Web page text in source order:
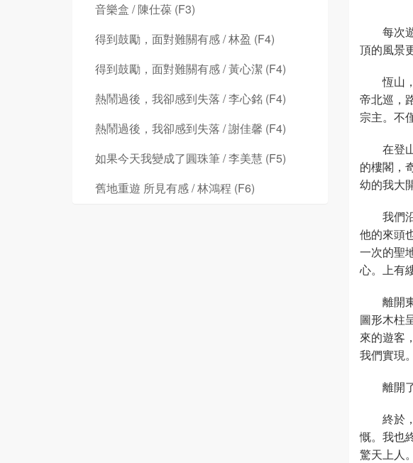
音樂盒 / 陳仕葆 (F3)
得到鼓勵，面對難關有感 / 林盈 (F4)
得到鼓勵，面對難關有感 / 黃心潔 (F4)
熱鬧過後，我卻感到失落 / 李心銘 (F4)
熱鬧過後，我卻感到失落 / 謝佳馨 (F4)
如果今天我變成了圓珠筆 / 李美慧 (F5)
舊地重遊 所見有感 / 林鴻程 (F6)
每次
頂的風景
恆山
帝北巡，
宗主。不
在登
的樓閣，
幼的我大
我們
他的來頭
一次的聖
心。上有
離開
圖形木柱
來的遊客
我們實現。
離開
終於
慨。我也
驚天上人